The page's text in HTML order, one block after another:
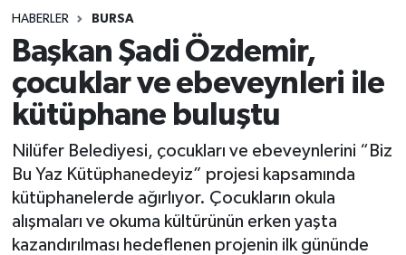
HABERLER BURSA
Başkan Şadi Özdemir,
çocuklar ve ebeveynleri ile
kütüphane buluştu
Nilüfer Belediyesi, çocukları ve ebeveynlerini “Biz
Bu Yaz Kütüphanedeyiz” projesi kapsamında
kütüphanelerde ağırlıyor. Çocukların okula
alışmaları ve okuma kültürünün erken yaşta
kazandırılması hedeflenen projenin ilk gününde
Spor
Teknoloji
Yaşam